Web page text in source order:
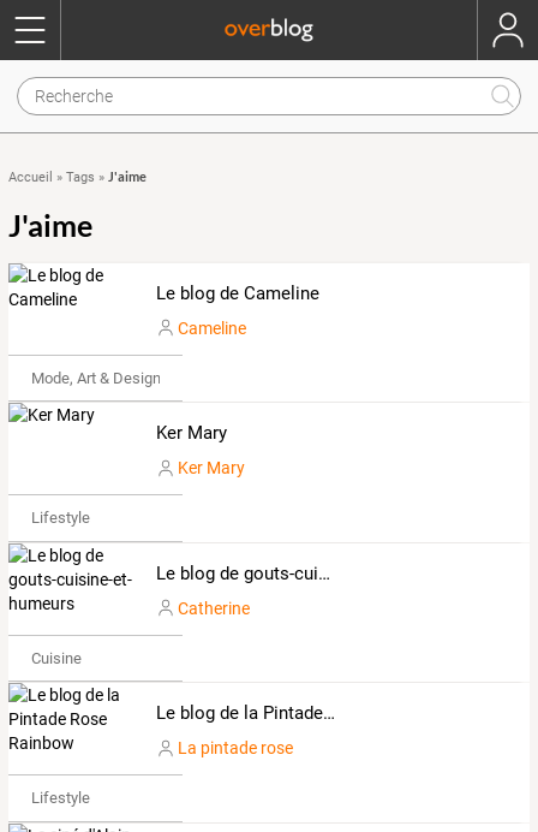
Accueil » Tags » J'aime
J'aime
Le blog de Cameline
Cameline
Mode, Art & Design
Ker Mary
Ker Mary
Lifestyle
Le blog de gouts-cuisine-et-humeurs
Catherine
Cuisine
Le blog de la Pintade Rose Rainbow
La pintade rose
Lifestyle